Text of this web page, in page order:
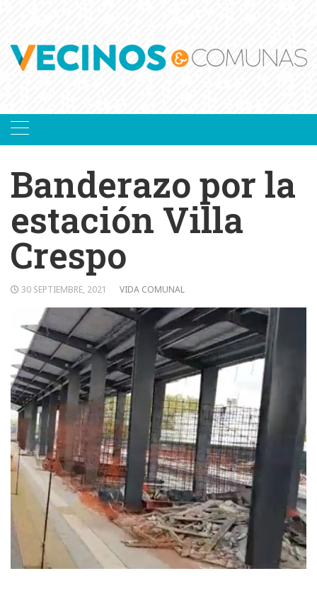
Banderazo por la
estación Villa
Crespo
30 SEPTIEMBRE, 2021 VIDA COMUNAL